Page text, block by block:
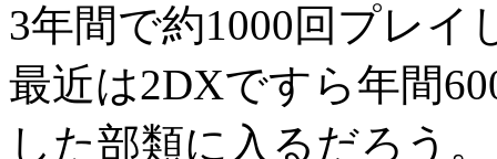
3年間で約1000回プレイ
最近は2DXですら年間
した部類に入るだろう。